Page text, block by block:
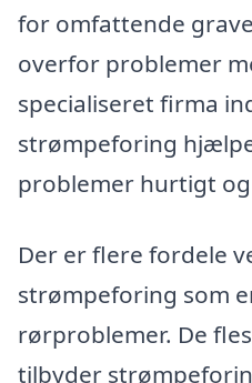
for omfattende
overfor problemer
specialiseret firma
strømpeforing
problemer hurtigt
Der er flere fordele
strømpeforing som
rørproblemer. De
tilbyder